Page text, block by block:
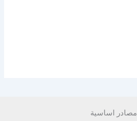
مصادر اساسية